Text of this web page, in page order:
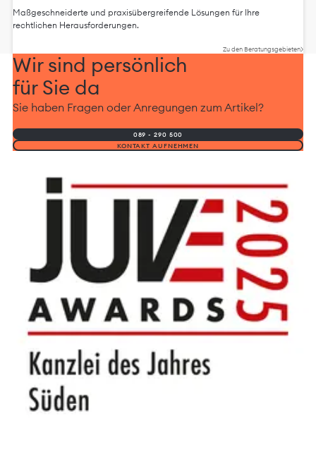
Maßgeschneiderte und praxisübergreifende Lösungen für Ihre
rechtlichen Herausforderungen.
Zu den Beratungsgebieten
Wir sind persönlich
für Sie da
Sie haben Fragen oder Anregungen zum Artikel?
089 - 290 500
KONTAKT AUFNEHMEN